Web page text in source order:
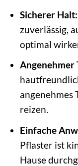
Sicherer Halt:
zuverlässig,
optimal
Angenehmer
angenehmes
reizen.
Einfache
Pflaster ist
Hause